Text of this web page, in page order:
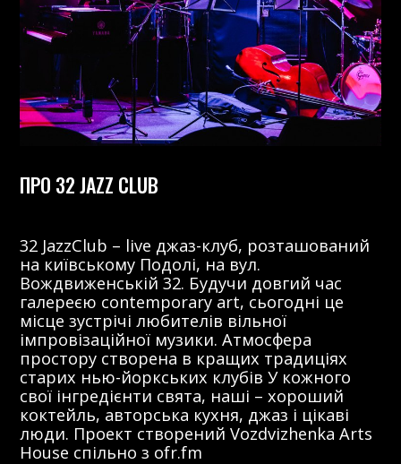
ПРО 32 JAZZ CLUB
32 JazzClub – live джаз-клуб, розташований
на київському Подолі, на вул.
Вождвиженській 32. Будучи довгий час
галереєю contemporary art, сьогодні це
місце зустрічі любителів вільної
імпровізаційної музики. Атмосфера
простору створена в кращих традиціях
старих нью-йоркських клубів У кожного
свої інгредієнти свята, наші – хороший
коктейль, авторська кухня, джаз і цікаві
люди. Проект створений Vozdvizhenka Arts
House спільно з ofr.fm